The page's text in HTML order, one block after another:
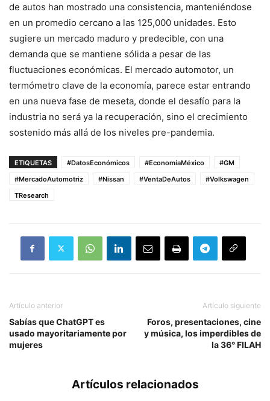
de autos han mostrado una consistencia, manteniéndose
en un promedio cercano a las 125,000 unidades. Esto
sugiere un mercado maduro y predecible, con una
demanda que se mantiene sólida a pesar de las
fluctuaciones económicas. El mercado automotor, un
termómetro clave de la economía, parece estar entrando
en una nueva fase de meseta, donde el desafío para la
industria no será ya la recuperación, sino el crecimiento
sostenido más allá de los niveles pre-pandemia.
ETIQUETAS #DatosEconómicos #EconomíaMéxico
#GM
#MercadoAutomotriz
#Nissan #VentaDeAutos
#Volkswagen
TResearch
Artículo anterior
Sabías que ChatGPT es
usado mayoritariamente por
mujeres
Artículo siguiente
Foros, presentaciones, cine
y música, los imperdibles de
la 36° FILAH
Artículos relacionados